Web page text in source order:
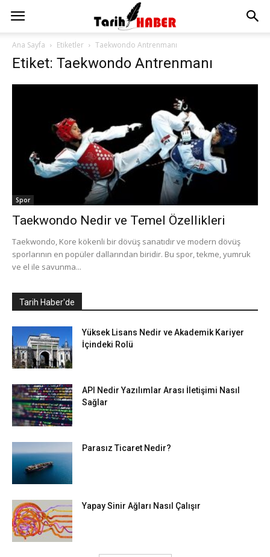
Ana Sayfa Etiketler Taekwondo Antrenmanı
Etiket: Taekwondo Antrenmanı
Spor
Taekwondo Nedir ve Temel Özellikleri
Taekwondo, Kore kökenli bir dövüş sanatıdır ve modern dövüş
sporlarının en popüler dallarından biridir. Bu spor, tekme, yumruk
ve el ile savunma...
Tarih Haber'de
Yüksek Lisans Nedir ve Akademik Kariyer
İçindeki Rolü
API Nedir Yazılımlar Arası İletişimi Nasıl
Sağlar
Parasız Ticaret Nedir?
Yapay Sinir Ağları Nasıl Çalışır